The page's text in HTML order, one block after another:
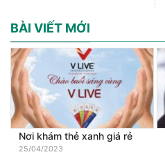
BÀI VIẾT MỚI
Nơi khám thẻ xanh giá rẻ
25/04/2023